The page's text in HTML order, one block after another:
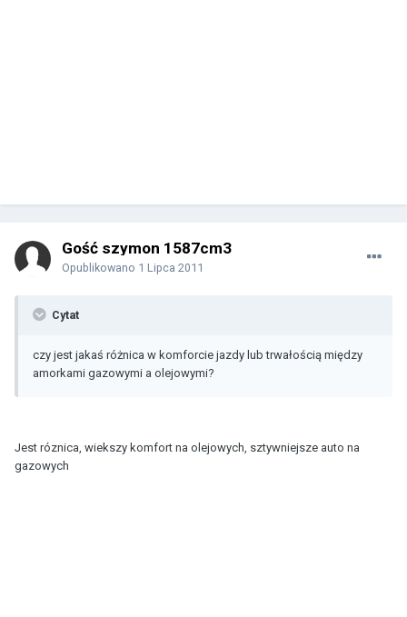
Gość szymon 1587cm3
Opublikowano 1 Lipca 2011
Cytat
czy jest jakaś różnica w komforcie jazdy lub trwałością między
amorkami gazowymi a olejowymi?
Jest róznica, wiekszy komfort na olejowych, sztywniejsze auto na
gazowych